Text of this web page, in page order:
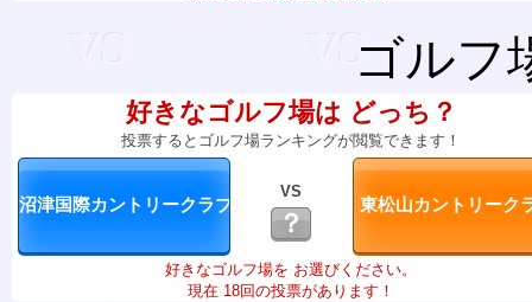
ゴルフ
好きなゴルフ場は どっち？
投票するとゴルフ場ランキングが閲覧できます！
VS
？
好きなゴルフ場を お選びください。
現在 18回の投票があります！